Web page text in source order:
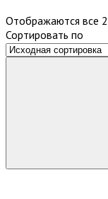
Отображаются все 2
Сортировать по